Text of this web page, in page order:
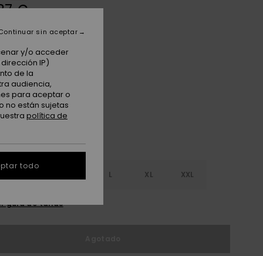
€
Brown Aop Best Ss
L XL XXL
guía de tallas
y/o acceder
IP)
de la
audiencia,
para aceptar o
no están sujetas
política de
sin aceptar
todo